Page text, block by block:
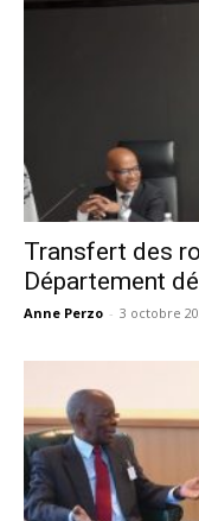
Transfert des
Département
Anne Perzo - 3 octobre